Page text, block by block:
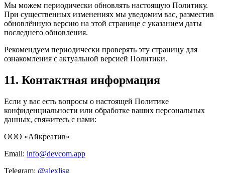
Мы можем периодически обновлять настоящую Политику.
При существенных изменениях мы уведомим вас, разместив
обновлённую версию на этой странице с указанием даты
последнего обновления.
Рекомендуем периодически проверять эту страницу для
ознакомления с актуальной версией Политики.
11. Контактная информация
Если у вас есть вопросы о настоящей Политике
конфиденциальности или обработке ваших персональных
данных, свяжитесь с нами:
ООО «Айкреатив»
Email: info@devcom.app
Telegram: @alexlisg